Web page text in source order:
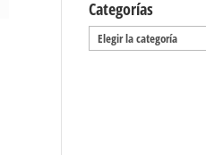
Categorías
Categorías